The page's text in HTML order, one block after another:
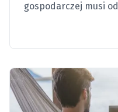
gospodarczej musi
prostymi
prywatnego